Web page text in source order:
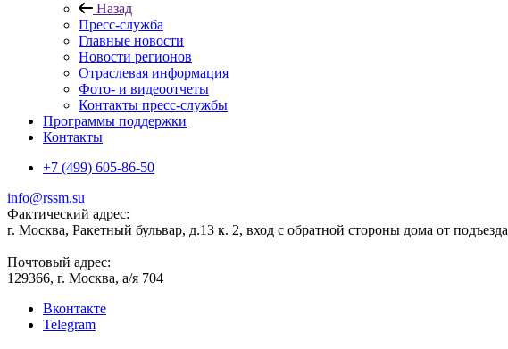
Назад
Пресс-служба
Главные новости
Новости регионов
Отраслевая информация
Фото- и видеоотчеты
Контакты пресс-службы
Программы поддержки
Контакты
+7 (499) 605-86-50
info@rssm.su
Фактический адрес:
г. Москва, Ракетный бульвар, д.13 к. 2, вход с обратной стороны дома от подъезда
Почтовый адрес:
129366, г. Москва, а/я 704
Вконтакте
Telegram